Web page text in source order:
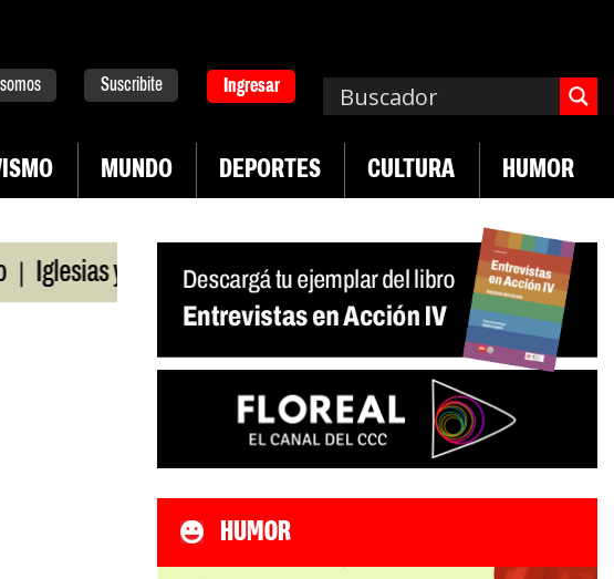
Suscribite Ingresar
MUNDO DEPORTES CULTURA HUMOR
y templos asisten económicamente a la población |
HUMOR